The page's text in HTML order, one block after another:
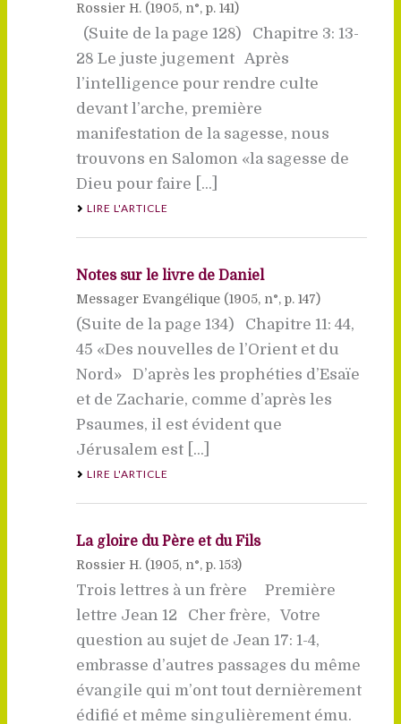
Rossier H. (1905, n°, p. 141)
(Suite de la page 128) Chapitre 3: 13-
28 Le juste jugement Après
l’intelligence pour rendre culte
devant l’arche, première
manifestation de la sagesse, nous
trouvons en Salomon «la sagesse de
Dieu pour faire [...]
LIRE L'ARTICLE
Notes sur le livre de Daniel
Messager Evangélique (1905, n°, p. 147)
(Suite de la page 134) Chapitre 11: 44,
45 «Des nouvelles de l’Orient et du
Nord» D’après les prophéties d’Esaïe
et de Zacharie, comme d’après les
Psaumes, il est évident que
Jérusalem est [...]
LIRE L'ARTICLE
La gloire du Père et du Fils
Rossier H. (1905, n°, p. 153)
Trois lettres à un frère Première
lettre Jean 12 Cher frère, Votre
question au sujet de Jean 17: 1-4,
embrasse d’autres passages du même
évangile qui m’ont tout dernièrement
édifié et même singulièrement ému.